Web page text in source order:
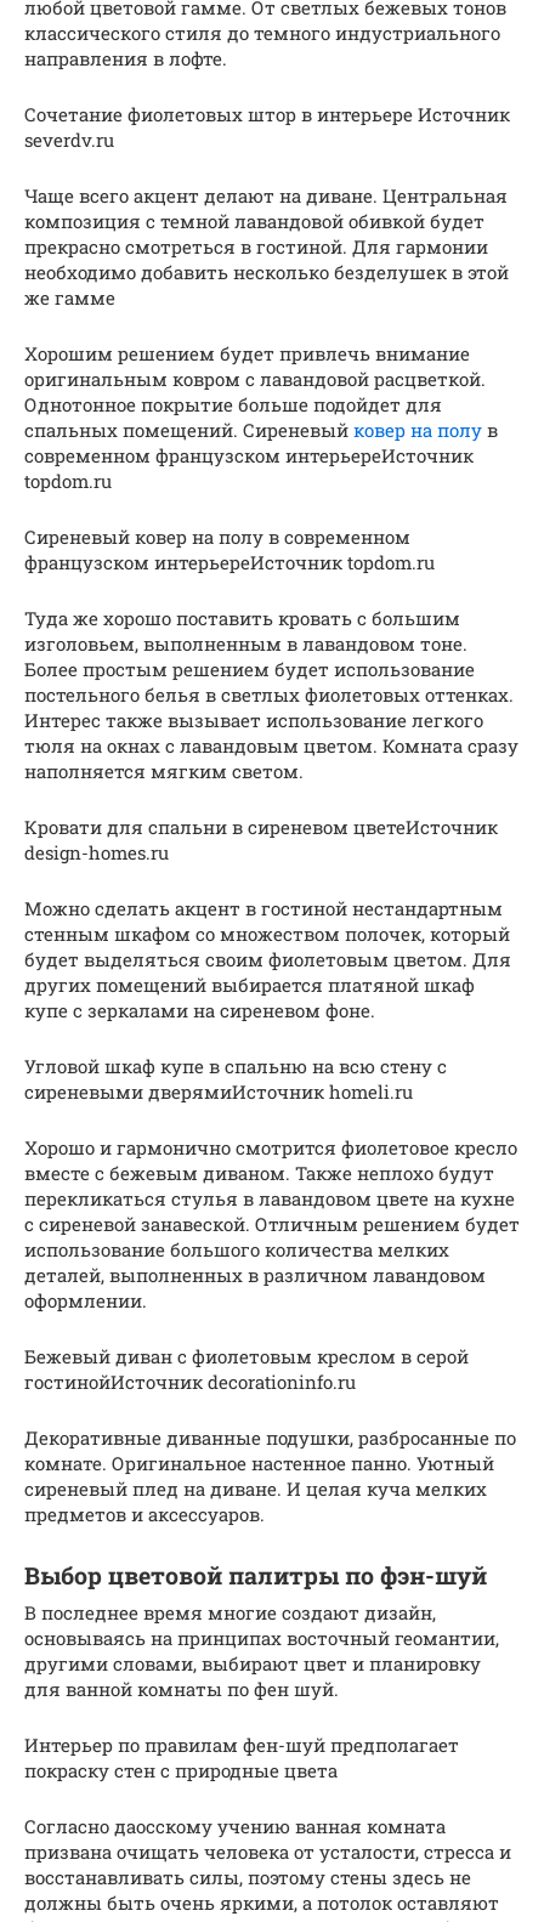
любой цветовой гамме. От светлых бежевых тонов
классического стиля до темного индустриального
направления в лофте.
Сочетание фиолетовых штор в интерьере Источник
severdv.ru
Чаще всего акцент делают на диване. Центральная
композиция с темной лавандовой обивкой будет
прекрасно смотреться в гостиной. Для гармонии
необходимо добавить несколько безделушек в этой
же гамме
Хорошим решением будет привлечь внимание
оригинальным ковром с лавандовой расцветкой.
Однотонное покрытие больше подойдет для
спальных помещений. Сиреневый ковер на полу в
современном французском интерьереИсточник
topdom.ru
Сиреневый ковер на полу в современном
французском интерьереИсточник topdom.ru
Туда же хорошо поставить кровать с большим
изголовьем, выполненным в лавандовом тоне.
Более простым решением будет использование
постельного белья в светлых фиолетовых оттенках.
Интерес также вызывает использование легкого
тюля на окнах с лавандовым цветом. Комната сразу
наполняется мягким светом.
Кровати для спальни в сиреневом цветеИсточник
design-homes.ru
Можно сделать акцент в гостиной нестандартным
стенным шкафом со множеством полочек, который
будет выделяться своим фиолетовым цветом. Для
других помещений выбирается платяной шкаф
купе с зеркалами на сиреневом фоне.
Угловой шкаф купе в спальню на всю стену с
сиреневыми дверямиИсточник homeli.ru
Хорошо и гармонично смотрится фиолетовое кресло
вместе с бежевым диваном. Также неплохо будут
перекликаться стулья в лавандовом цвете на кухне
с сиреневой занавеской. Отличным решением будет
использование большого количества мелких
деталей, выполненных в различном лавандовом
оформлении.
Бежевый диван с фиолетовым креслом в серой
гостинойИсточник decorationinfo.ru
Декоративные диванные подушки, разбросанные по
комнате. Оригинальное настенное панно. Уютный
сиреневый плед на диване. И целая куча мелких
предметов и аксессуаров.
Выбор цветовой палитры по фэн-шуй
В последнее время многие создают дизайн,
основываясь на принципах восточный геомантии,
другими словами, выбирают цвет и планировку
для ванной комнаты по фен шуй.
Интерьер по правилам фен-шуй предполагает
покраску стен с природные цвета
Согласно даосскому учению ванная комната
призвана очищать человека от усталости, стресса и
восстанавливать силы, поэтому стены здесь не
должны быть очень яркими, а потолок оставляют